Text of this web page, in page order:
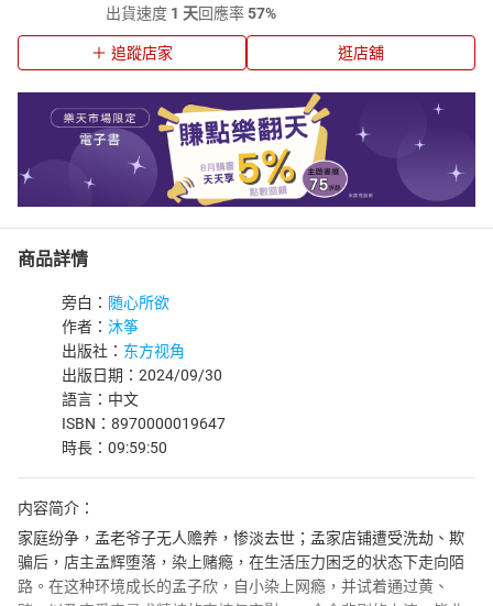
出貨速度 1 天回應率57%
追蹤店家 逛店舖
商品詳情
旁白： 随心所欲
作者： 沐筝
出版社： 东方视角
出版日期：2024/09/30
語言：中文
ISBN：8970000019647
時長：09:59:50
内容简介：
家庭纷争，孟老爷子无人赡养，惨淡去世；孟家店铺遭受洗劫、欺
骗后，店主孟辉堕落，染上赌瘾，在生活压力困乏的状态下走向陌
路。在这种环境成长的孟子欣，自小染上网瘾，并试着通过黄、